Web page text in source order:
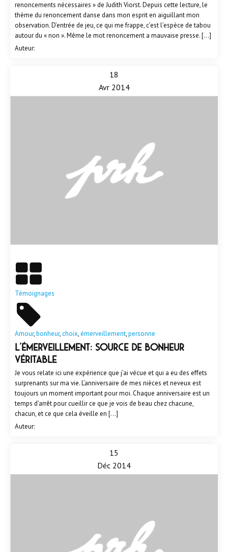
renoncements nécessaires » de Judith Viorst. Depuis cette lecture, le
thème du renoncement danse dans mon esprit en aiguillant mon
observation. D’entrée de jeu, ce qui me frappe, c’est l’espèce de tabou
autour du « non ». Même le mot renoncement a mauvaise presse. […]
Auteur:
18
Avr 2014
Témoignages
Amour,bonheur,choix,émerveillement,personne
L’émerveillement: source de bonheur
véritable
Je vous relate ici une expérience que j’ai vécue et qui a eu des effets
surprenants sur ma vie. L’anniversaire de mes nièces et neveux est
toujours un moment important pour moi. Chaque anniversaire est un
temps d’arrêt pour cueillir ce que je vois de beau chez chacune,
chacun, et ce que cela éveille en […]
Auteur:
15
Déc 2014